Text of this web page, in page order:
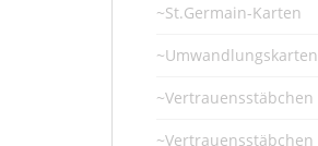
~St.Germain-Karten
~Umwandlungskarten
~Vertrauensstäbchen
~Vertrauensstäbchen